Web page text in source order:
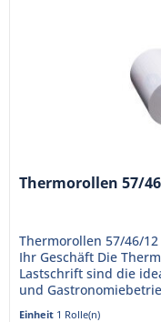
Thermorollen 57/
Thermorollen 57/46/
Ihr Geschäft Die
Lastschrift sind die
und
Einheit 1 Rolle(n)